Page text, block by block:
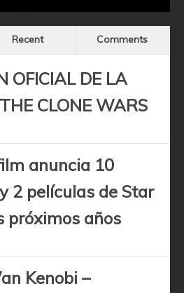
Recent Comments
OFICIAL DE LA
CLONE WARS
anuncia 10
2 películas de Star
próximos años
Kenobi –